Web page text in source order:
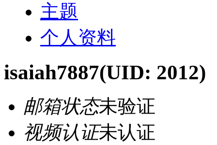
主题
个人资料
isaiah7887(UID: 2012)
邮箱状态未验证
视频认证未认证